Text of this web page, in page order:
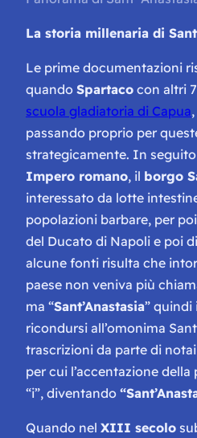
La storia millenaria di
Le prime documentazioni
quando Spartaco con altri
scuola gladiatoria di Capua
passando proprio per
strategicamente. In seguito
Impero romano, il borgo
interessato da lotte
popolazioni barbare, per
del Ducato di Napoli e poi
alcune fonti risulta che
paese non veniva più
ma “Sant’Anastasia” quindi
ricondursi all’omonima
trascrizioni da parte di
per cui l’accentazione
“i”, diventando
Quando nel XIII secolo